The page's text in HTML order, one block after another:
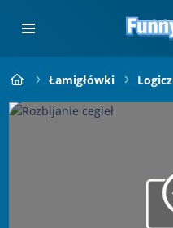
Łamigłówki